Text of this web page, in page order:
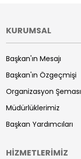
KURUMSAL
Başkan'ın Mesajı
Başkan'ın Özgeçmişi
Organizasyon Şeması
Müdürlüklerimiz
Başkan Yardımcıları
HİZMETLERİMİZ